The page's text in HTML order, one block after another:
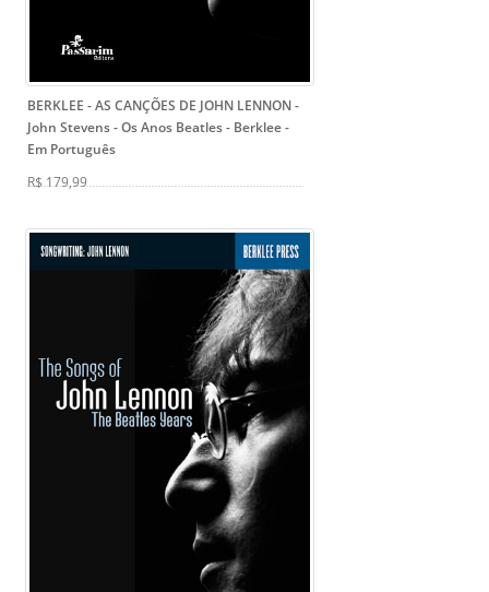
BERKLEE - AS CANÇÕES DE JOHN LENNON -
John Stevens- Os Anos Beatles - Berklee -
Em Português
R$ 179,99